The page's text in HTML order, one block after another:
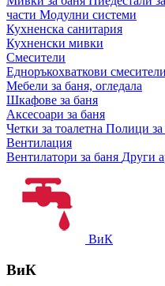
части Модулни системи
Кухненска санитария
Кухненски мивки
Смесители
Едноръкохваткови смесители
Мебели за баня, огледала
Шкафове за баня
Аксесоари за баня
Четки за тоалетна Полици за
Вентилация
Вентилатори за баня Други
ВиК
ВиК